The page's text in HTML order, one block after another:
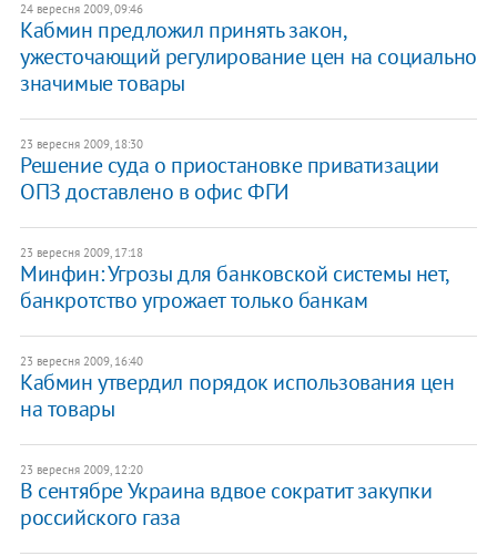
24 вересня 2009, 09:46
Кабмин предложил принять закон,
ужесточающий регулирование цен на социально
значимые товары
23 вересня 2009, 18:30
Решение суда о приостановке приватизации
ОПЗ доставлено в офис ФГИ
23 вересня 2009, 17:18
Минфин: Угрозы для банковской системы нет,
банкротство угрожает только банкам
23 вересня 2009, 16:40
Кабмин утвердил порядок использования цен
на товары
23 вересня 2009, 12:20
В сентябре Украина вдвое сократит закупки
российского газа